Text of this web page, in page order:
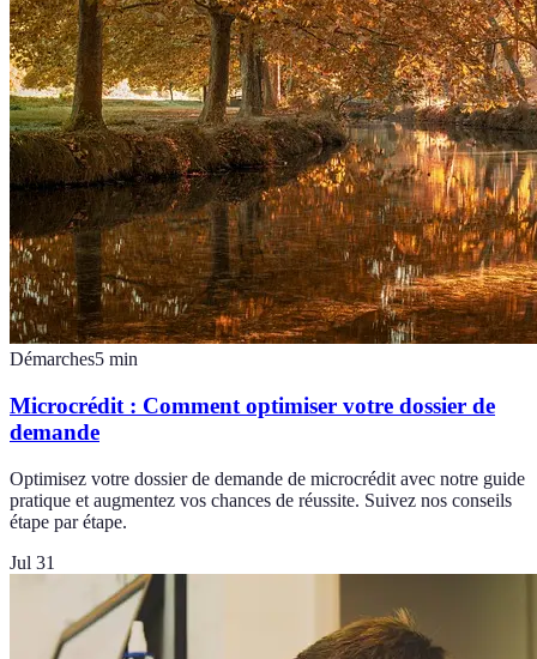
Démarches5 min
Microcrédit : Comment optimiser votre dossier de
demande
Optimisez votre dossier de demande de microcrédit avec notre guide
pratique et augmentez vos chances de réussite. Suivez nos conseils
étape par étape.
Jul 31